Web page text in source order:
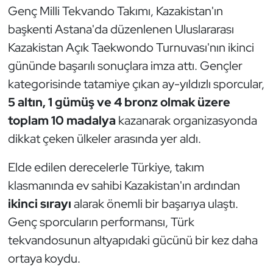
Genç Milli Tekvando Takımı, Kazakistan'ın
başkenti Astana'da düzenlenen Uluslararası
Kazakistan Açık Taekwondo Turnuvası'nın ikinci
gününde başarılı sonuçlara imza attı. Gençler
kategorisinde tatamiye çıkan ay-yıldızlı sporcular,
5 altın, 1 gümüş ve 4 bronz olmak üzere
toplam 10 madalyakazanarak organizasyonda
dikkat çeken ülkeler arasında yer aldı.
Elde edilen derecelerle Türkiye, takım
klasmanında ev sahibi Kazakistan'ın ardından
ikinci sırayıalarak önemli bir başarıya ulaştı.
Genç sporcuların performansı, Türk
tekvandosunun altyapıdaki gücünü bir kez daha
ortaya koydu.
Futbol
Futsal
Genel
Golf
Güreş
Halter
Hava Sporları
Hentbol
İşitme Engelli Sporcular